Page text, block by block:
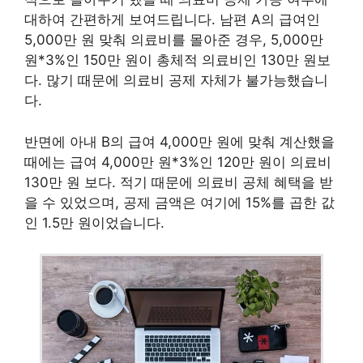
대하여 간편하게 보여드립니다. 남편 A의 급여인
5,000만 원 맞춰 의료비를 몰아준 경우, 5,000만
원*3%인 150만 원이 총체적 의료비인 130만 원보
다. 많기 때문에 의료비 공제 자체가 불가능했습니
다.
반면에 아내 B의 급여 4,000만 원에 맞춰 계산했을
때에는 급여 4,000만 원*3%인 120만 원이 의료비
130만 원 보다. 적기 때문에 의료비 공체 혜택을 받
을 수 있었으며, 공제 금액은 여기에 15%를 곱한 값
인 1.5만 원이었습니다.